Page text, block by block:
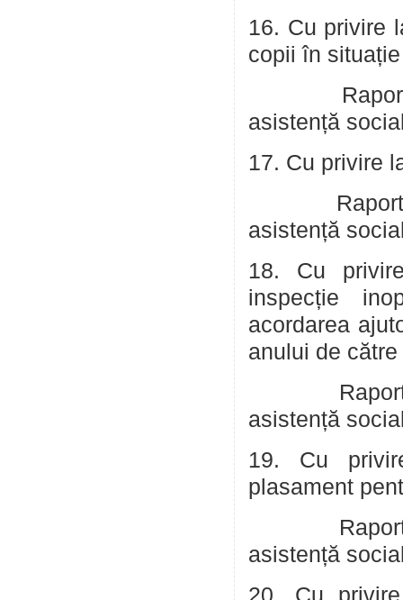
16. Cu privire
copii în situație
Raportor:
asistență
17. Cu privire
Raportor:
asistență
18. Cu
inspecție
acordarea
anului de
Raportor:
asistență
19. Cu
plasament
Raportor:
asistență
20. Cu